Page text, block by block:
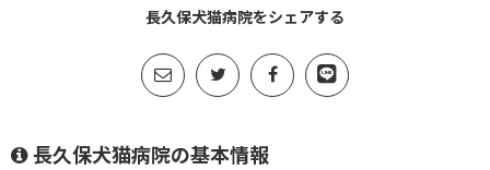
長久保犬猫病院をシェアする
長久保犬猫病院の基本情報